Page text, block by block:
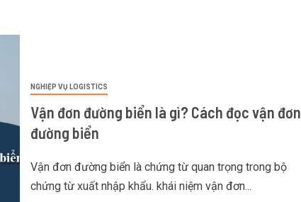
NGHIỆP VỤ LOGISTICS
Vận đơn đường biển là gì? Cách đọc vận đơn
đường biển
Vận đơn đường biển là chứng từ quan trọng trong bộ
chứng từ xuất nhập khẩu. khái niệm vận đơn...